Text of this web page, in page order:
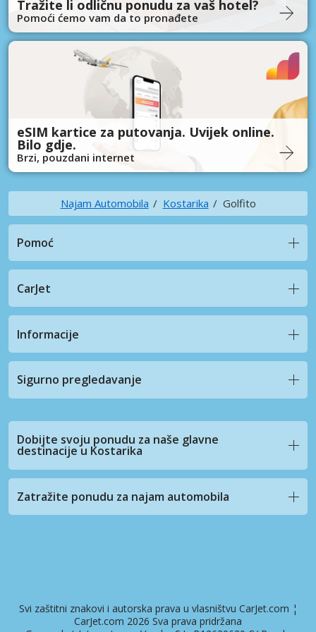
Tražite li odličnu ponudu za vaš hotel?
Pomoći ćemo vam da to pronađete
eSIM kartice za putovanja. Uvijek online.
Bilo gdje.
Brzi, pouzdani internet
Najam Automobila Kostarika Golfito
Pomoć
CarJet
Informacije
Sigurno pregledavanje
Dobijte svoju ponudu za naše glavne
destinacije u Kostarika
Zatražite ponudu za najam automobila
Svi zaštitni znakovi i autorska prava u vlasništvu CarJet.com ¦
CarJet.com 2026 Sva prava pridržana